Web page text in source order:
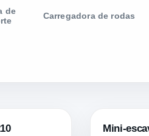
de
Carregadora de rodas
Mini-